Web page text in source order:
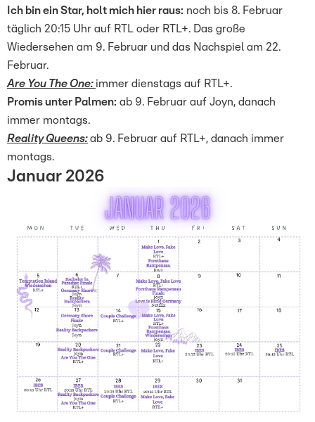
Ich bin ein Star, holt mich hier raus: noch bis 8. Februar
täglich 20:15 Uhr auf RTL oder RTL+. Das große
Wiedersehen am 9. Februar und das Nachspiel am 22.
Februar.
Are You The One: immer dienstags auf RTL+.
Promis unter Palmen: ab 9. Februar auf Joyn, danach
immer montags.
Reality Queens:ab 9. Februar auf RTL+, danach immer
montags.
Januar 2026